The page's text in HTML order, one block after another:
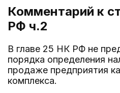
Комментарий к
РФ ч.2
В главе 25 НК РФ не
порядка определения
продаже предприятия
комплекса.